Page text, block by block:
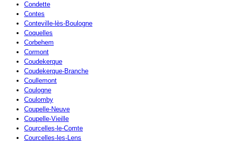
Condette
Contes
Conteville-lès-Boulogne
Coquelles
Corbehem
Cormont
Coudekerque
Coudekerque-Branche
Coullemont
Coulogne
Coulomby
Coupelle-Neuve
Coupelle-Vieille
Courcelles-le-Comte
Courcelles-les-Lens